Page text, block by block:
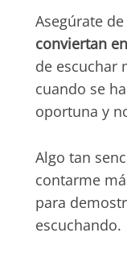
Asegúrate
conviertan
de escuchar
cuando se
oportuna y
Algo tan
contarme
para
escuchando.